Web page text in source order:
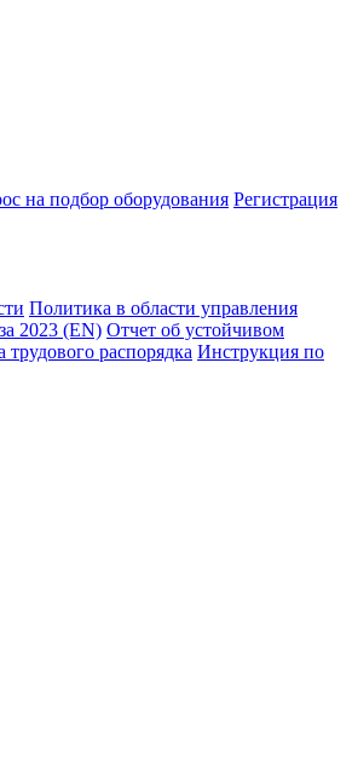
на подбор оборудования Регистрация
Политика в области управления
2023 (EN) Отчет об устойчивом
трудового распорядка Инструкция по